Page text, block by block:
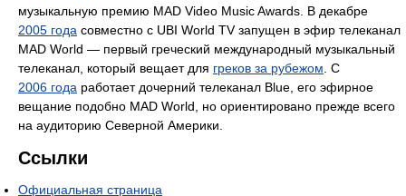
музыкальную премию MAD Video Music Awards. В декабре
2005 года совместно с UBI World TV запущен в эфир телеканал
MAD World — первый греческий международный музыкальный
телеканал, который вещает для греков за рубежом . С
2006 года работает дочерний телеканал Blue, его эфирное
вещание подобно MAD World, но ориентировано прежде всего
на аудиторию Северной Америки.
Ссылки
Официальная страница